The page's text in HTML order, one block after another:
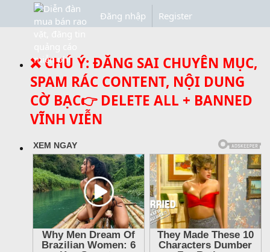
Đăng nhập Register
❌ CHÚ Ý: ĐĂNG SAI CHUYÊN MỤC,
SPAM RÁC CONTENT, NỘI DUNG
CỜ BẠC👉 DELETE ALL + BANNED
VĨNH VIỄN